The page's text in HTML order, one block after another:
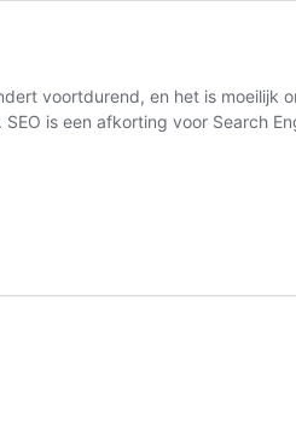
voortdurend, en het is
is een afkorting voor Search